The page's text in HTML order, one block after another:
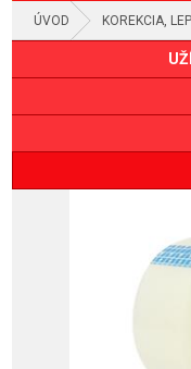
ÚVOD KOREKCIA,
LEPIACE PÁSKY